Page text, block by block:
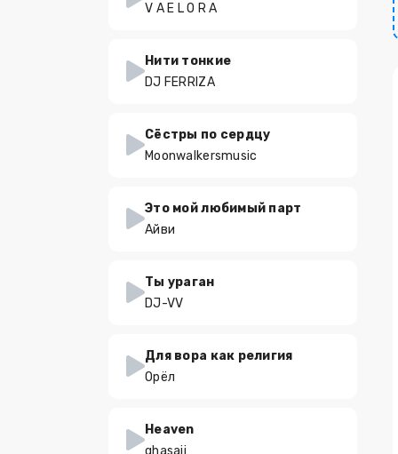
V A E L O R A
Нити тонкие
DJ FERRIZA
Сёстры по сердцу
Moonwalkersmusic
Это мой любимый парт
Айви
Ты ураган
DJ-VV
Для вора как религия
Орёл
Heaven
ghasaii